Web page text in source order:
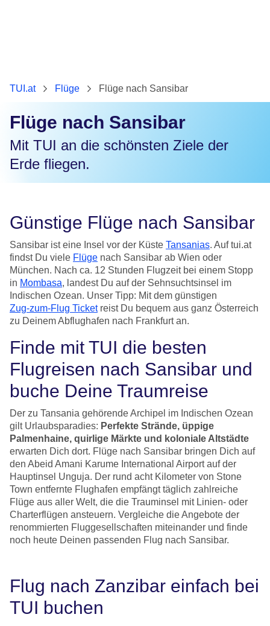
TUI.at Flüge Flüge nach Sansibar
Flüge nach Sansibar
Mit TUI an die schönsten Ziele der
Erde fliegen.
Günstige Flüge nach Sansibar
Sansibar ist eine Insel vor der Küste Tansanias. Auf tui.at
findst Du viele Flüge nach Sansibar ab Wien oder
München. Nach ca. 12 Stunden Flugzeit bei einem Stopp
in Mombasa, landest Du auf der Sehnsuchtsinsel im
Indischen Ozean. Unser Tipp: Mit dem günstigen
Zug-zum-Flug Ticketreist Du bequem aus ganz Österreich
zu Deinem Abflughafen nach Frankfurt an.
Finde mit TUI die besten
Flugreisen nach Sansibar und
buche Deine Traumreise
Der zu Tansania gehörende Archipel im Indischen Ozean
gilt Urlaubsparadies: Perfekte Strände, üppige
Palmenhaine, quirlige Märkte und koloniale Altstädte
erwarten Dich dort. Flüge nach Sansibar bringen Dich auf
den Abeid Amani Karume International Airport auf der
Hauptinsel Unguja. Der rund acht Kilometer von Stone
Town entfernte Flughafen empfängt täglich zahlreiche
Flüge aus aller Welt, die die Trauminsel mit Linien- oder
Charterflügen ansteuern. Vergleiche die Angebote der
renommierten Fluggesellschaften miteinander und finde
noch heute Deinen passenden Flug nach Sansibar.
Flug nach Zanzibar einfach bei
TUI buchen